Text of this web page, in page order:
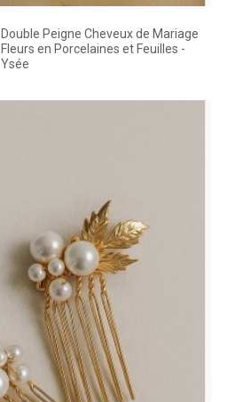
Double Peigne Cheveux de Mariage
Fleurs en Porcelaines et Feuilles -
Ysée